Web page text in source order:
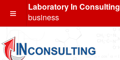
Laboratory In Consulting
business